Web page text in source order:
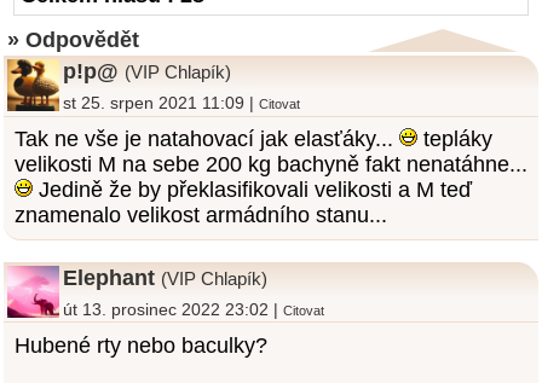
» Odpovědět
p!p@ (VIP Chlapík)
st 25. srpen 2021 11:09 |Citovat
Tak ne vše je natahovací jak elasťáky...
tepláky
velikosti M na sebe 200 kg bachyně fakt nenatáhne...
Jedině že by překlasifikovali velikosti a M teď
znamenalo velikost armádního stanu...
Elephant (VIP Chlapík)
út 13. prosinec 2022 23:02 |Citovat
Hubené rty nebo baculky?